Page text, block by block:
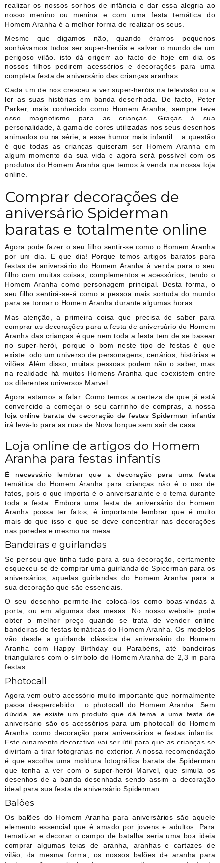
realizar os nossos sonhos de infância e dar essa alegria ao
nosso menino ou menina e com uma festa temática do
Homem Aranha é a melhor forma de realizar os seus.
Mesmo que digamos não, quando éramos pequenos
sonhávamos todos ser super-heróis e salvar o mundo de um
perigoso vilão, isto dá origem ao facto de hoje em dia os
nossos filhos pedirem acessórios e decorações para uma
completa festa de aniversário das crianças aranhas.
Cada um de nós cresceu a ver super-heróis na televisão ou a
ler as suas histórias em banda desenhada. De facto, Peter
Parker, mais conhecido como Homem Aranha, sempre teve
esse magnetismo para as crianças. Graças à sua
personalidade, à gama de cores utilizadas nos seus desenhos
animados ou na série, a esse humor mais infantil... a questão
é que todas as crianças quiseram ser Homem Aranha em
algum momento da sua vida e agora será possível com os
produtos do Homem Aranha que temos à venda na nossa loja
online.
Comprar decorações de
aniversário Spiderman
baratas e totalmente online
Agora pode fazer o seu filho sentir-se como o Homem Aranha
por um dia. E que dia! Porque temos artigos baratos para
festas de aniversário do Homem Aranha à venda para o seu
filho com muitas coisas, complementos e acessórios, tendo o
Homem Aranha como personagem principal. Desta forma, o
seu filho sentirá-se-á como a pessoa mais sortuda do mundo
para se tornar o Homem Aranha durante algumas horas.
Mas atenção, a primeira coisa que precisa de saber para
comprar as decorações para a festa de aniversário do Homem
Aranha das crianças é que nem toda a festa tem de se basear
no super-herói, porque o bom neste tipo de festas é que
existe todo um universo de personagens, cenários, histórias e
vilões. Além disso, muitas pessoas podem não o saber, mas
na realidade há muitos Homens Aranha que coexistem entre
os diferentes universos Marvel.
Agora estamos a falar. Como temos a certeza de que já está
convencido a começar o seu carrinho de compras, a nossa
loja online barata de decoração de festas Spiderman infantis
irá levá-lo para as ruas de Nova Iorque sem sair de casa.
Loja online de artigos do Homem
Aranha para festas infantis
É necessário lembrar que a decoração para uma festa
temática do Homem Aranha para crianças não é o uso de
fatos, pois o que importa é o aniversariante e o tema durante
toda a festa. Embora uma festa de aniversário do Homem
Aranha possa ter fatos, é importante lembrar que é muito
mais do que isso e que se deve concentrar nas decorações
nas paredes e mesmo na mesa.
Bandeiras e guirlandas
Se pensou que tinha tudo para a sua decoração, certamente
esqueceu-se de comprar uma guirlanda de Spiderman para os
aniversários, aquelas guirlandas do Homem Aranha para a
sua decoração que são essenciais.
O seu desenho permite-lhe colocá-los como boas-vindas à
porta, ou em algumas das mesas. No nosso website pode
obter o melhor preço quando se trata de vender online
bandeiras de festas temáticas do Homem Aranha. Os modelos
vão desde a guirlanda clássica de aniversário do Homem
Aranha com Happy Birthday ou Parabéns, até bandeiras
triangulares com o símbolo do Homem Aranha de 2,3 m para
festas.
Photocall
Agora vem outro acessório muito importante que normalmente
passa despercebido : o photocall do Homem Aranha. Sem
dúvida, se existe um produto que dá tema a uma festa de
aniversário são os acessórios para um photocall do Homem
Aranha como decoração para aniversários e festas infantis.
Este ornamento decorativo vai ser útil para que as crianças se
divirtam a tirar fotografias no exterior. A nossa recomendação
é que escolha uma moldura fotográfica barata de Spiderman
que tenha a ver com o super-herói Marvel, que simula os
desenhos de a banda desenhada sendo assim a decoração
ideal para sua festa de aniversário Spiderman.
Balões
Os balões do Homem Aranha para aniversários são aquele
elemento essencial que é amado por jovens e adultos. Para
tematizar e decorar o campo de batalha seria uma boa ideia
comprar algumas teias de aranha, aranhas e cartazes de
vilão, da mesma forma, os nossos balões de aranha para